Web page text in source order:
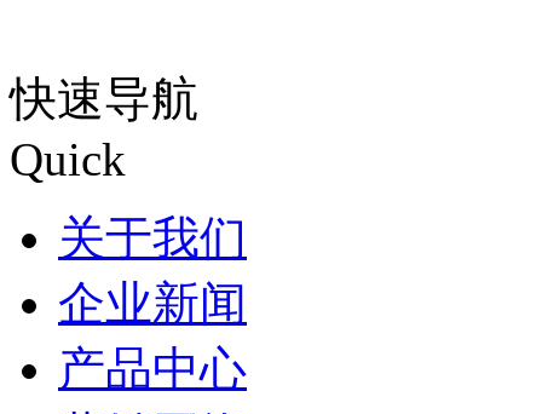
快速导航
Quick
关于我们
企业新闻
产品中心